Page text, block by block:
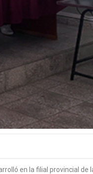
en la filial provincial de